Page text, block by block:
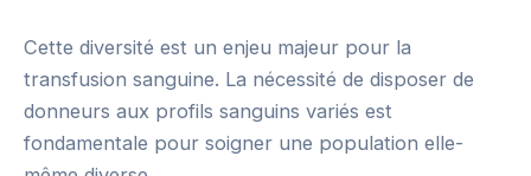
Cette diversité est un enjeu majeur pour la
transfusion sanguine. La nécessité de disposer de
donneurs aux profils sanguins variés est
fondamentale pour soigner une population elle-